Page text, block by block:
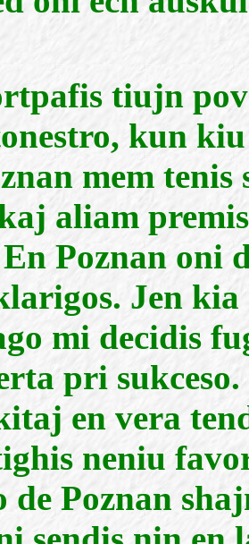
tiujn
kun
mem
aliam
Poznan oni
Jen
mi decidis
pri
en vera
neniu
de Poznan